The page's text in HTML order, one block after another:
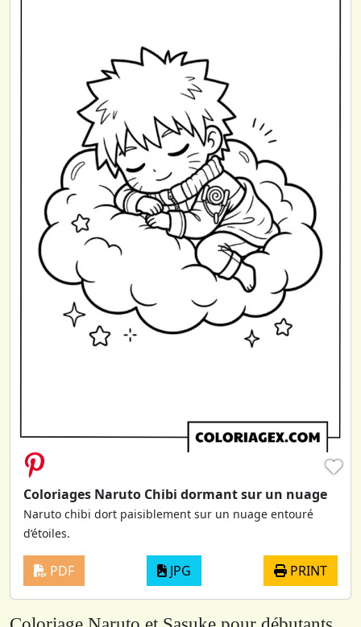
♥
Coloriages Naruto Chibi dormant sur un nuage
Naruto chibi dort paisiblement sur un nuage entouré
d’étoiles.
PDF JPG PRINT